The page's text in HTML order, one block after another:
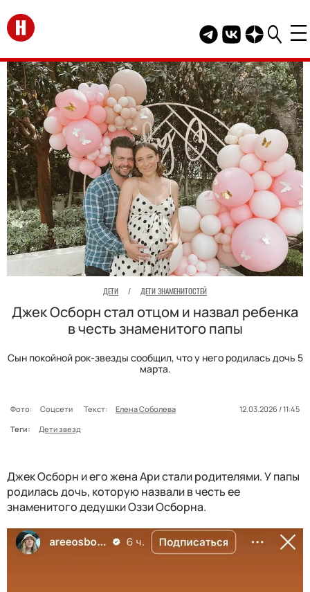
Перейти на главную
Telegram канал
Группа HELLO
Канал
ДЕТИ / ДЕТИ ЗНАМЕНИТОСТЕЙ
Джек Осборн стал отцом и назвал ребенка
в честь знаменитого папы
Сын покойной рок-звезды сообщил, что у него родилась дочь 5
марта.
Фото: Соцсети Текст: Елена Соболева
12.03.2026 / 11:45
Теги:
Дети звезд
Джек Осборн и его жена Ари стали родителями. У папы
родилась дочь, которую назвали в честь ее
знаменитого дедушки Оззи Осборна.